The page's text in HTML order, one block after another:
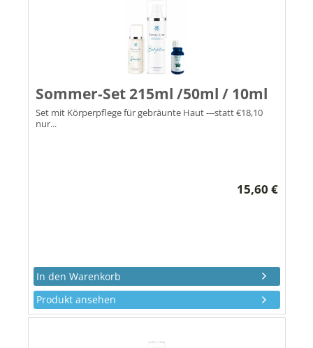
Sommer-Set 215ml /50ml / 10ml
Set mit Körperpflege für gebräunte Haut ---statt €18,10
nur...
15,60 €
Produkt ansehen